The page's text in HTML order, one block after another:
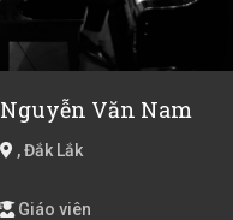
Nguyễn Văn Nam
, Đắk Lắk
Giáo viên